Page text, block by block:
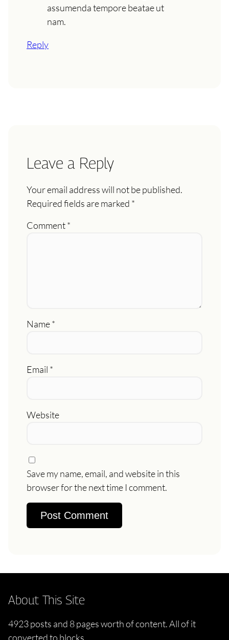
assumenda tempore beatae ut
nam.
Reply
Leave a Reply
Your email address will not be published.
Required fields are marked *
Comment*
Name*
Email *
Website
Save my name, email, and website in this
browser for the next time I comment.
About This Site
4923 posts and 8 pages worth of content. All of it
converted to blocks.